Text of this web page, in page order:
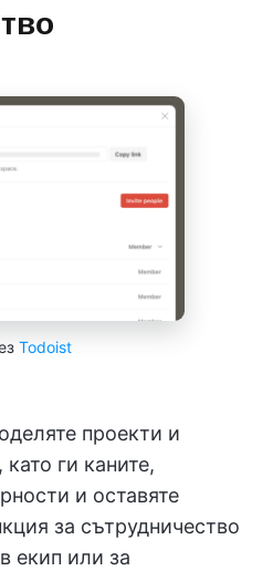
Todoist
проекти и
ги каните,
и оставяте
за сътрудничество
екип или за